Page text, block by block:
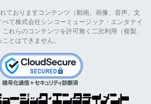
ておりますコンテンツ（動画、画像、音声、文
て株式会社シンコーミュージック・エンタテイ
れらのコンテンツを許可無く二次利用（複製、
とはできません。